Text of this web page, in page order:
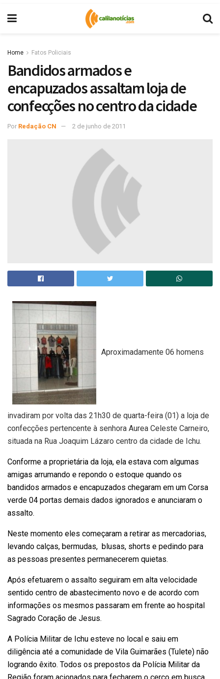
Home Fatos Policiais
Bandidos armados e
encapuzados assaltam loja de
confecções no centro da cidade
Por Redação CN 2 de junho de 2011
Aproximadamente 06 homens
invadiram por volta das 21h30 de quarta-feira (01) a loja de
confecções pertencente à senhora Aurea Celeste Carneiro,
situada na Rua Joaquim Lázaro centro da cidade de Ichu.
Conforme a proprietária da loja, ela estava com algumas
amigas arrumando e repondo o estoque quando os
bandidos armados e encapuzados chegaram em um Corsa
verde 04 portas demais dados ignorados e anunciaram o
assalto.
Neste momento eles começaram a retirar as mercadorias,
levando calças, bermudas, blusas, shorts e pedindo para
as pessoas presentes permanecerem quietas.
Após efetuarem o assalto seguiram em alta velocidade
sentido centro de abastecimento novo e de acordo com
informações os mesmos passaram em frente ao hospital
Sagrado Coração de Jesus.
A Polícia Militar de Ichu esteve no local e saiu em
diligência até a comunidade de Vila Guimarães (Tulete) não
logrando êxito. Todos os prepostos da Polícia Militar da